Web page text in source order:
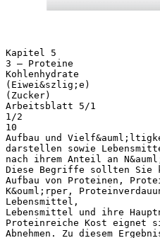
Kapitel 5
3 – Proteine
Kohlenhydrate
(Eiwei&szlig;e)
(Zucker)
Arbeitsblatt 5/1
1/2
10
Aufbau und
darstellen sowie
nach ihrem Anteil an
Diese Begriffe sollten Sie
Aufbau von Proteinen,
K&ouml;rper,
Lebensmittel,
Lebensmittel und ihre
Proteinreiche Kost eignet
Abnehmen. Zu diesem